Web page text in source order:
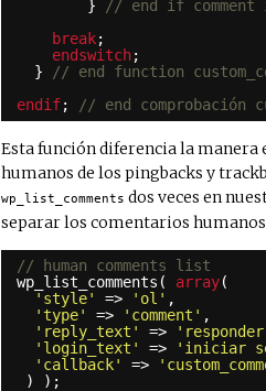
}
// end if comment
break;
endswitch;
}
// end function
endif; // end comprobación
Esta función diferencia la manera
humanos de los pingbacks y
wp_list_comments dos veces en
separar los comentarios humanos
// human comments list
wp_list_comments( array(
'style'
=> 'ol' ,
'type'
=> 'comment' ,
'reply_text'
=>
'login_text'
=> 'iniciar
'callback'
=>
) );